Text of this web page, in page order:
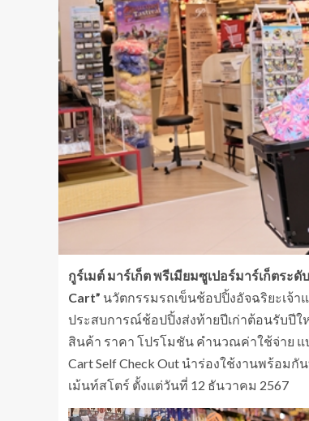
กูร์เมต์ มาร์เก็ต พรีเมียมซูเปอร์มาร์เก็ตระ
Cart” นวัตกรรมรถเข็นช้อปปิ้งอัจฉริยะเจ้าแ
ประสบการณ์ช้อปปิ้งส่งท้ายปีเก่าต้อนรับปีใ
สินค้า ราคา โปรโมชัน คำนวณค่าใช้จ่าย แ
Cart Self Check Out นำร่องใช้งานพร้อม
เม้นท์สโตร์ ตั้งแต่วันที่ 12 ธันวาคม 2567